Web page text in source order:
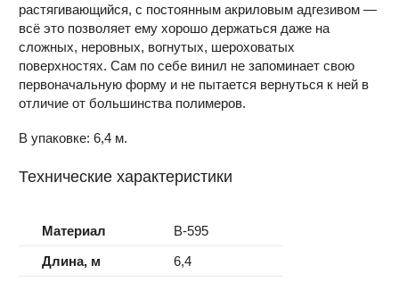
растягивающийся, с постоянным акриловым адгезивом —
всё это позволяет ему хорошо держаться даже на
сложных, неровных, вогнутых, шероховатых
поверхностях. Сам по себе винил не запоминает свою
первоначальную форму и не пытается вернуться к ней в
отличие от большинства полимеров.
В упаковке: 6,4 м.
Технические характеристики
Материал
B-595
Длина, м
6,4